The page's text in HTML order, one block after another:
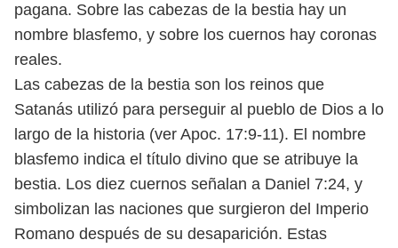
pagana. Sobre las cabezas de la bestia hay un
nombre blasfemo, y sobre los cuernos hay coronas
reales.
Las cabezas de la bestia son los reinos que
Satanás utilizó para perseguir al pueblo de Dios a lo
largo de la historia (ver Apoc. 17:9-11). El nombre
blasfemo indica el título divino que se atribuye la
bestia. Los diez cuernos señalan a Daniel 7:24, y
simbolizan las naciones que surgieron del Imperio
Romano después de su desaparición. Estas